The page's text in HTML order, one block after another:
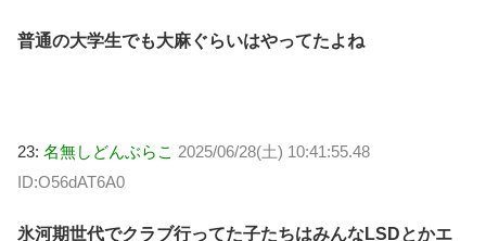
普通の大学生でも大麻ぐらいはやってたよね
23: 名無しどんぶらこ 2025/06/28(土) 10:41:55.48
ID:O56dAT6A0
氷河期世代でクラブ行ってた子たちはみんなLSDとかエ